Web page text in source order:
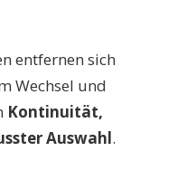
entfernen sich
Wechsel und
Kontinuität,
Auswahl.